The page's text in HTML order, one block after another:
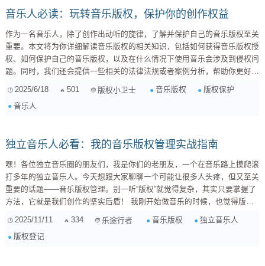
音乐人必读：玩转音乐版权，保护你的创作权益
作为一名音乐人，除了创作出动听的旋律，了解并保护自己的音乐版权至关
重要。本文将为你详细解读音乐版权的相关知识，包括如何获得音乐版权授
权、如何保护自己的音乐版权，以及在什么情况下使用音乐会涉及到侵权问
题。同时，我们还会提供一些相关的法律法规或者案例分析，帮助你更好地
如何获得和保护音乐版权之前，我们先来了解一些基础概念： 音乐作品版
权： 指的是音乐作品的作者（作曲家、作词家）对其创作的音乐作品所享
2025/6/18 501 版权小卫士 音乐版权
版权保护
音乐人
独立音乐人必看：我的音乐版权管理实战指南
嘿！各位独立音乐圈的朋友们，我是你们的老朋友，一个在音乐路上摸爬滚
打多年的独立音乐人。今天想跟大家聊聊一个可能让很多人头疼，但又至关
重要的话题——音乐版权管理。别一听“版权”就觉得复杂，其实只要掌握了
方法，它就是我们创作的坚实后盾！ 我刚开始做音乐的时候，也觉得版权
这东西离我很远，或者说，根本不知道从何下手。直到有一次，发现自己的
歌未经授权就被用在了某个短视频里，才幡然醒悟：要是早点把版权这事儿
搞清楚，很多麻烦都能避免。 下面我总结了一些经验，希望能帮大家更高
2025/11/11 334 乐途行者 音乐版权
独立音乐人
版权登记